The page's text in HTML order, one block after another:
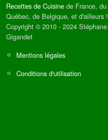
Recettes de Cuisine de France, du
Québec, de Belgique, et d'ailleurs !
Copyright © 2010 - 2024 Stéphane
Gigandet
Mentions légales
Conditions d'utilisation